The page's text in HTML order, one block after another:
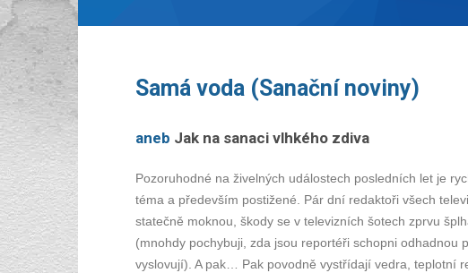
Samá voda (Sanační noviny)
aneb Jak na sanaci vlhkého zdiva
Pozoruhodné na živelných událostech posledních let je
téma a především postižené. Pár dní redaktoři všech
statečně moknou, škody se v televizních šotech zprvu
(mnohdy pochybuji, zda jsou reportéři schopni odhadnou
vyslovují). A pak… Pak povodně vystřídají vedra, teplotní